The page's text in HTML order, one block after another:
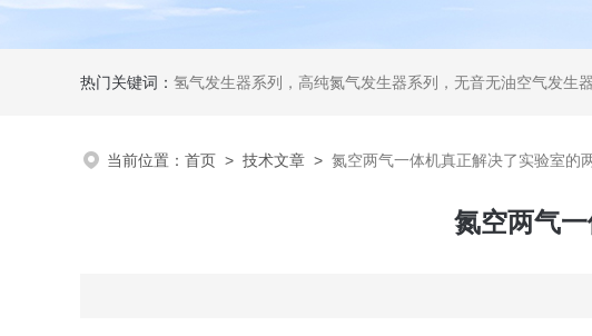
热门关键词： 氢气发生器系列，高纯氮气发生器系列，无音无油空气发生器系列氢空一体机系列，氮空一体机系列，氮氢空三气一体机系列，气体净化器系
当前位置： 首页 > 技术文章 > 氮空两气一体机真正解决了实验室的
氮空两气